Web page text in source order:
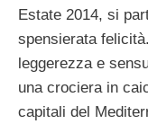
Estate 2014, si
spensierata
leggerezza e
una crociera in
capitali del